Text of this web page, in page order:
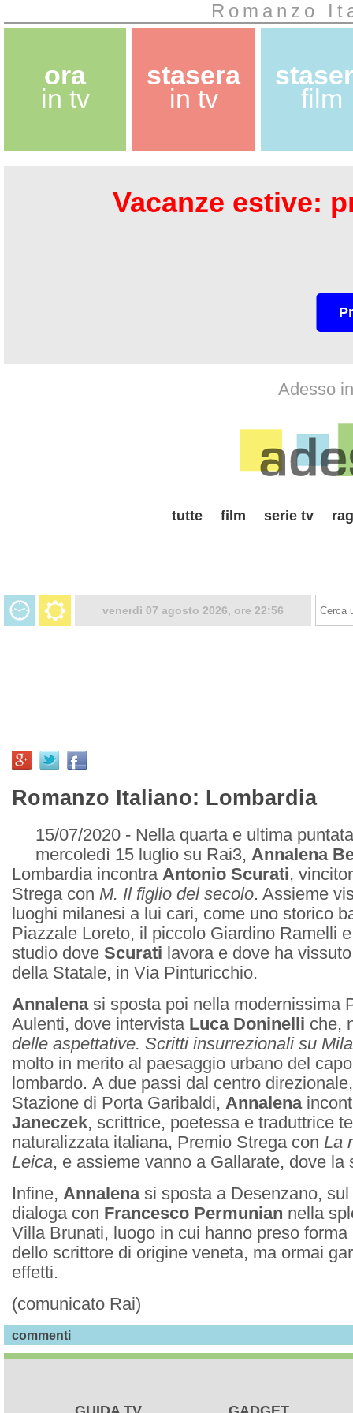
Romanzo
ora
in tv
stasera
in tv
film
Vacanze estive:
Adesso
tutte film serie tv
venerdì 07 agosto 2026, ore 22:56
Romanzo Italiano: Lombardia
15/07/2020 - Nella quarta e ultima
mercoledì 15 luglio su Rai3, Annalena
Lombardia incontra Antonio Scurati,
Strega con M. Il figlio del secolo. Assieme
luoghi milanesi a lui cari, come uno storico
Piazzale Loreto, il piccolo Giardino Ramelli
studio dove Scurati lavora e dove ha
della Statale, in Via Pinturicchio.
Annalenasi sposta poi nella modernissima
Aulenti, dove intervista Luca Doninelli che,
delle aspettative. Scritti insurrezionali su
molto in merito al paesaggio urbano del
lombardo. A due passi dal centro
Stazione di Porta Garibaldi, Annalena
Janeczek, scrittrice, poetessa e traduttrice
naturalizzata italiana, Premio Strega con La
Leica, e assieme vanno a Gallarate, dove la
Infine, Annalenasi sposta a Desenzano,
dialoga con Francesco Permunian nella
Villa Brunati, luogo in cui hanno preso
dello scrittore di origine veneta, ma ormai
effetti.
(comunicato Rai)
commenti